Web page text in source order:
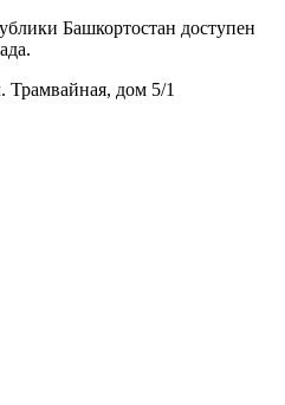
Башкортостан доступен
Трамвайная, дом 5/1